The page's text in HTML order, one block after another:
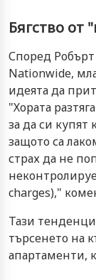
Бягство от
Според
Nationwide,
идеята да
"Хората
за да си купят
защото са
страх да не
charges),"
Тази
търсенето на
апартаменти,